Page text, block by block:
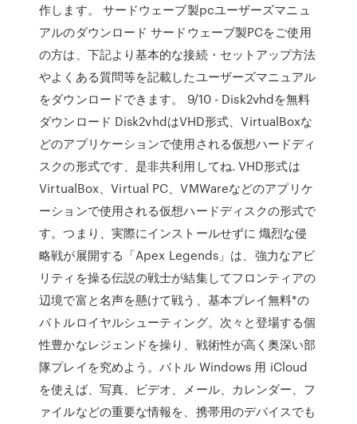
作します。 サードウェーブ製pcユーザーズマニュ
アルのダウンロード サードウェーブ製PCをご使用
の方は、下記より基本的な接続・セットアップ方法
やよくある質問等を記載したユーザーズマニュアル
をダウンロードできます。 9/10 - Disk2vhdを無料
ダウンロード Disk2vhdはVHD形式、VirtualBoxな
どのアプリケーションで使用される仮想ハードディ
スクの形式です、是非共利用してね. VHD形式は
VirtualBox、Virtual PC、VMWareなどのアプリケ
ーションで使用される仮想ハードディスクの形式で
す。つまり、実際にインストールせずに 熾烈な侵
略戦が展開する「Apex Legends」は、強力なアビ
リティを操る伝説の戦士が結集してフロンティアの
辺境で富と名声を懸けて戦う、基本プレイ無料*の
バトルロイヤルシューティング。次々と登場する個
性豊かなレジェンドを操り、戦術性が高く奥深い部
隊プレイを究めよう。バトル Windows 用 iCloud
を使えば、写真、ビデオ、メール、カレンダー、フ
ァイルなどの重要な情報を、携帯用のデバイスでも